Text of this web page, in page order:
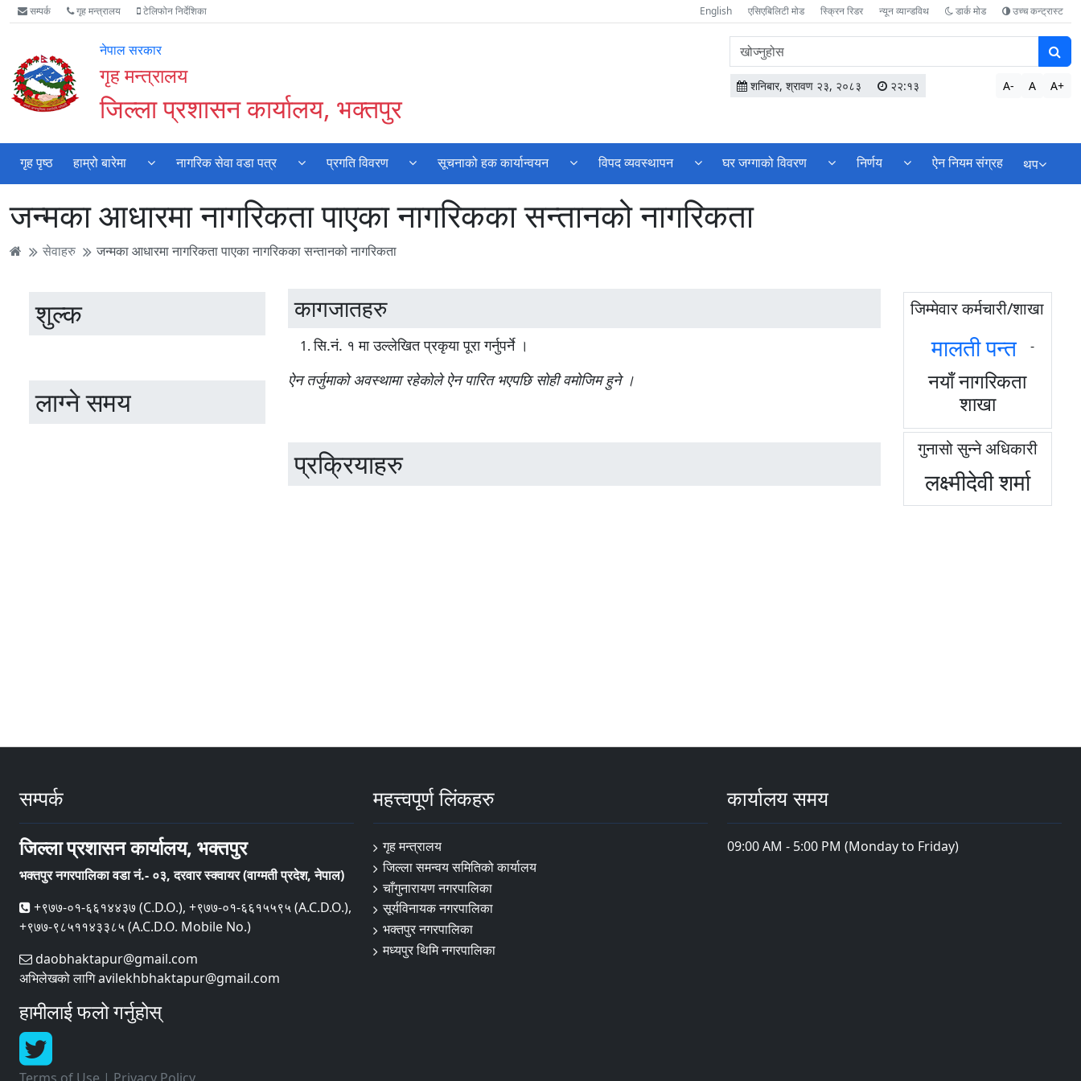
Accessibility
Mode
गर्नुहोस्
मुख्य
सामाग्री
मुख्य
नेभिगेसन
वेबसाइट
खोजमा
सम्पर्क गृह मन्त्रालय टेलिफोन निर्देशिका English एसिएबिलिटी मोड स्क्रिन रिडर न्यून व्यान्डविथ डार्क मोड उच्च कन्ट्रास्ट
नेपाल सरकार
गृह मन्त्रालय
जिल्ला प्रशासन कार्यालय, भक्तपुर
वेबसाइटमा
सामग्री
खोज्नुहोस
शनिबार, श्रावण २३, २०८३ २२:१३ A- A A+
गृह पृष्ठ हाम्रो बारेमा नागरिक सेवा वडा पत्र प्रगति विवरण सूचनाको हक कार्यान्वयन विपद व्यवस्थापन घर जग्गाको विवरण निर्णय ऐन नियम संग्रह थप
जन्मका आधारमा नागरिकता पाएका नागरिकका सन्तानको नागरिकता
सेवाहरु जन्मका आधारमा नागरिकता पाएका नागरिकका सन्तानको नागरिकता
शुल्क
लाग्ने समय
कागजातहरु
सि.नं. १ मा उल्लेखित प्रकृया पूरा गर्नुपर्ने ।
ऐन तर्जुमाको अवस्थामा रहेकोले ऐन पारित भएपछि सोही वमोजिम हुने ।
प्रक्रियाहरु
जिम्मेवार कर्मचारी/शाखा
मालती पन्त -
नयाँ नागरिकता
शाखा
गुनासो सुन्ने अधिकारी
लक्ष्मीदेवी शर्मा
सम्पर्क
जिल्ला प्रशासन कार्यालय, भक्तपुर
भक्तपुर नगरपालिका वडा नं.- ०३, दरवार स्क्वायर (वाग्मती प्रदेश, नेपाल)
+९७७-०१-६६१४४३७ (C.D.O.), +९७७-०१-६६१५५९५ (A.C.D.O.),
+९७७-९८५११४३३८५ (A.C.D.O. Mobile No.)
daobhaktapur@gmail.com
अभिलेखको लागि avilekhbhaktapur@gmail.com
हामीलाई फलो गर्नुहोस्
महत्त्वपूर्ण लिंकहरु
गृह मन्त्रालय
जिल्ला समन्वय समितिको कार्यालय
चाँगुनारायण नगरपालिका
सूर्यविनायक नगरपालिका
भक्तपुर नगरपालिका
मध्यपुर थिमि नगरपालिका
कार्यालय समय
09:00 AM - 5:00 PM (Monday to Friday)